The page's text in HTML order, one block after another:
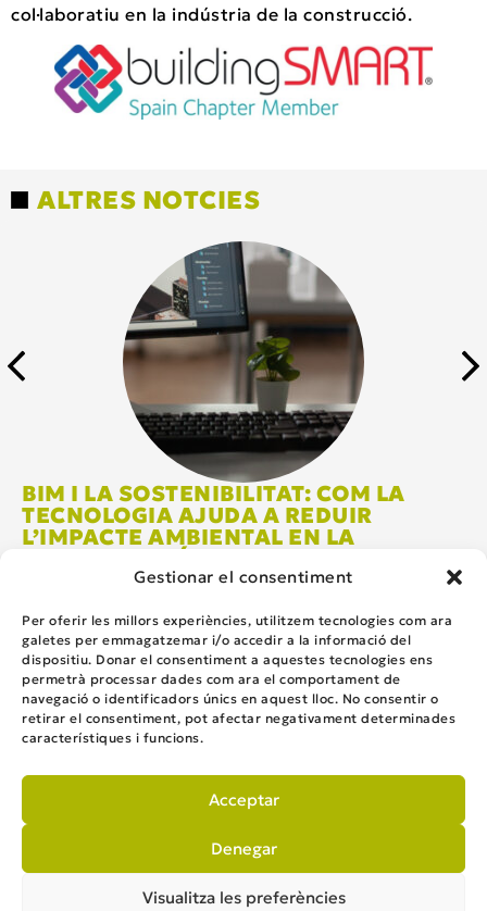
Gestionar el consentiment
Per oferir les millors experiències, utilitzem tecnologies com ara
galetes per emmagatzemar i/o accedir a la informació del
dispositiu. Donar el consentiment a aquestes tecnologies ens
permetrà processar dades com ara el comportament de
navegació o identificadors únics en aquest lloc. No consentir o
retirar el consentiment, pot afectar negativament determinades
característiques i funcions.
Acceptar
Denegar
Visualitza les preferències
col·laboratiu en la indústria de la construcció.
ALTRES NOTCIES
BIM I LA SOSTENIBILITAT: COM LA
TECNOLOGIA AJUDA A REDUIR
L’IMPACTE AMBIENTAL EN LA
CONSTRUCCIÓ
1 2
ENGINYERIA, MEDI AMBIENT I CONSULTORIA
Telèfon93 876 81 37
solucions@solucions.cat
Carrer Gavarressa 7-11
08272 Sant Fruitós de Bages (Barcelona)
Veure Mapa